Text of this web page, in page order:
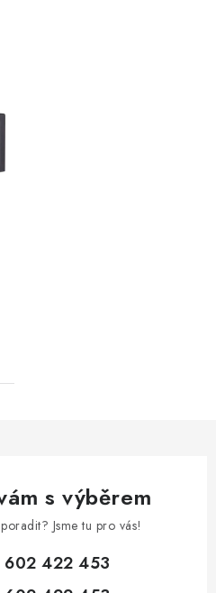
s výběrem
Jsme tu pro vás!
422 453